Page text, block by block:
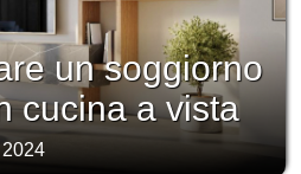
un soggiorno
cucina a vista